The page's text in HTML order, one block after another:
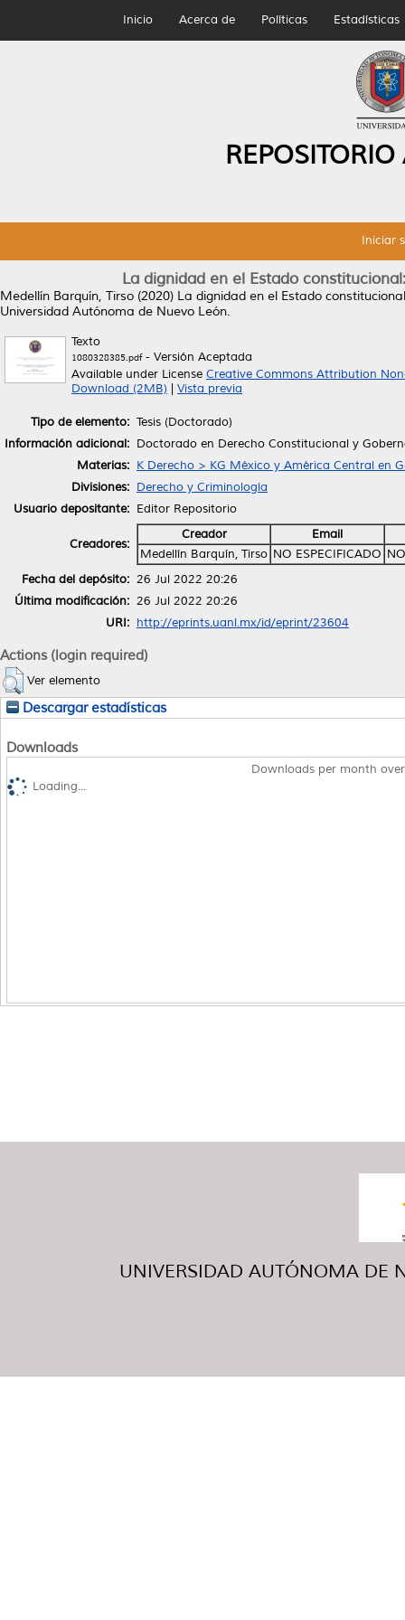
Inicio Acerca de Políticas Estadísticas
Iniciar
La dignidad en el Estado
Medellín Barquín, Tirso (2020) La dignidad en el Estado
Universidad Autónoma de Nuevo León.
Texto
1080328385.pdf- Versión Aceptada
Available under License Creative Commons Attribution
Download (2MB)
Vista previa
Tipo de elemento: Tesis (Doctorado)
Información adicional: Doctorado en Derecho Constitucional y
Materias: K Derecho > KG México y América Central en
Divisiones: Derecho y Criminología
Usuario depositante: Editor Repositorio
Creadores:
Creador
Email
Medellín Barquín, Tirso NO ESPECIFICADO
Fecha del depósito: 26 Jul 2022 20:26
Última modificación: 26 Jul 2022 20:26
URI: http://eprints.uanl.mx/id/eprint/23604
Actions (login required)
Ver elemento
Descargar estadísticas
Downloads
Downloads per month
Loading...
UNIVERSIDAD AUTÓNOMA DE